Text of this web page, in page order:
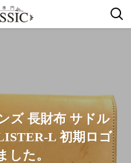
ズ 長財布 サドル
L 初期ロゴ
した。